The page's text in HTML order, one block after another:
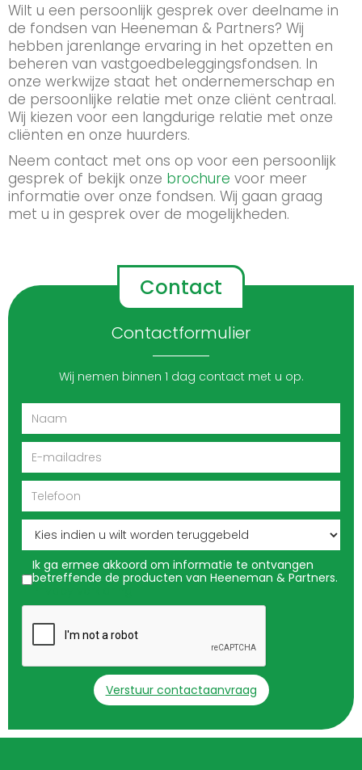
Wilt u een persoonlijk gesprek over deelname in
de fondsen van Heeneman & Partners? Wij
hebben jarenlange ervaring in het opzetten en
beheren van vastgoedbeleggingsfondsen. In
onze werkwijze staat het ondernemerschap en
de persoonlijke relatie met onze cliënt centraal.
Wij kiezen voor een langdurige relatie met onze
cliënten en onze huurders.
Neem contact met ons op voor een persoonlijk
gesprek of bekijk onze brochure voor meer
informatie over onze fondsen. Wij gaan graag
met u in gesprek over de mogelijkheden.
Contact
Contactformulier
Wij nemen binnen 1 dag contact met u op.
Ik ga ermee akkoord om informatie te ontvangen
betreffende de producten van Heeneman & Partners.